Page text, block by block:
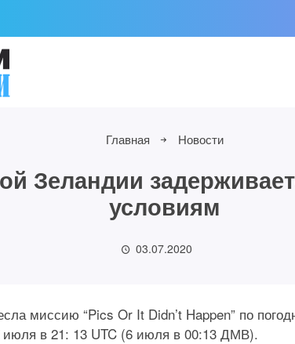
Главная Новости
Зеландии
условиям
03.07.2020
миссию “Pics Or It Didn’t Happen” по
июля в 21: 13 UTC (6 июля в 00:13 ДМВ).